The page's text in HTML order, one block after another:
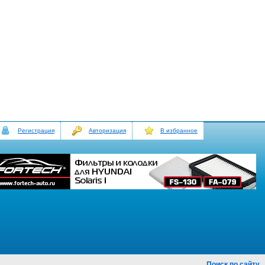
Регистрация Авторизация В избранное